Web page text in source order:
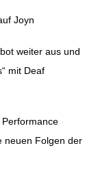
Joyn
weiter aus und
mit Deaf
neuen Folgen der